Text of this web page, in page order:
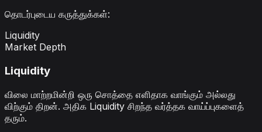
தொடர்புடைய கருத்துக்கள்:
Liquidity
Market Depth
Liquidity
விலை மாற்றமின்றி ஒரு சொத்தை எளிதாக வாங்கும் அல்லது
விற்கும் திறன். அதிக Liquidity சிறந்த வர்த்தக வாய்ப்புகளைத்
தரும்.